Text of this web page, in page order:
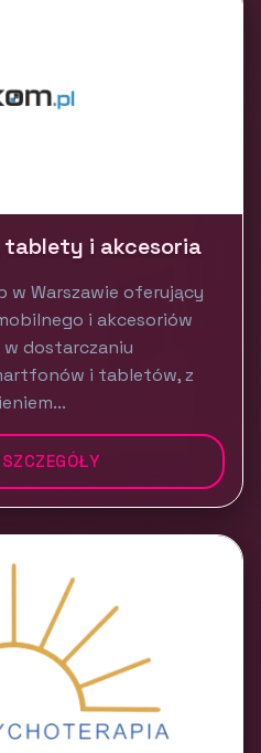
i akcesoria
w Warszawie oferujący
i akcesoriów
w dostarczaniu
i tabletów, z